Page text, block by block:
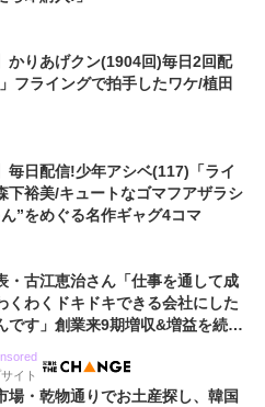
かりあげクン(1904回)毎日2回配
フライングで拍手したワケ/植田
毎日配信!少年アシベ(117)「ライ
下裕美/キュートなゴマフアザラシ
”をめぐる名作ギャグ4コマ
・古江恵治さん「仕事を通して成
くわくドキドキできる会社にした
です」創業来9期増収&増益を続け
イト
場・乾物通りでお土産探し、韓国